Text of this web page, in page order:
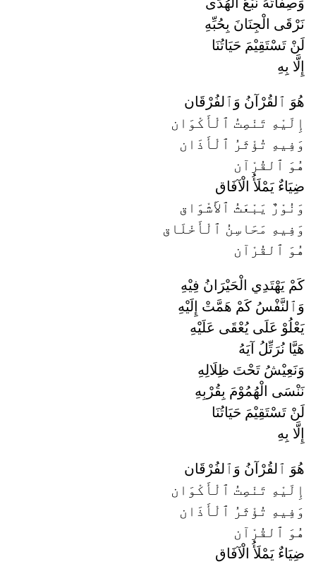
نَرْقَى الْجِنَانَ بِحُبِّهِ
لَنْ تَسْتَقِيْمَ حَيَاتُنَا
إِلَّا بِهِ
هُوَ ٱلقُرْآنُ وَٱلفُرْقَان
إِلَيْهِ تَنْصِتُ ٱلْأَكْوَان
وَفِيهِ تُؤْثَرُ ٱلْأَذَان
هُوَ ٱلقُرْآن
ضِيَاءٌ يَمْلَأُ الْآفَاق
وَنُوْرٌ يَبْعَثُ ٱلأَشْوَاق
وَفِيهِ مَحَاسِنُ ٱلْأَخْلَاق
هُوَ ٱلقُرْآن
كَمْ يَهْتَدِي الْحَيْرَانُ فِيْهِ
وَٱلنَّفْسُ كَمْ هَمَّتْ إِلَيْهِ
يَعْلُوْ عَلَى يُعْقَى عَلَيْهِ
هَيَّا نُرَتِّلُ آيَهُ
وَنَعِيْشُ تَحْتَ ظِلَالِهِ
نَنْسَى الْهُمُوْمَ بِقُرْبِهِ
لَنْ تَسْتَقِيْمَ حَيَاتُنَا
إِلَّا بِهِ
هُوَ ٱلقُرْآنُ وَٱلفُرْقَان
إِلَيْهِ تَنْصِتُ ٱلْأَكْوَان
وَفِيهِ تُؤْثَرُ ٱلْأَذَان
هُوَ ٱلقُرْآن
ضِيَاءٌ يَمْلَأُ الْآفَاق